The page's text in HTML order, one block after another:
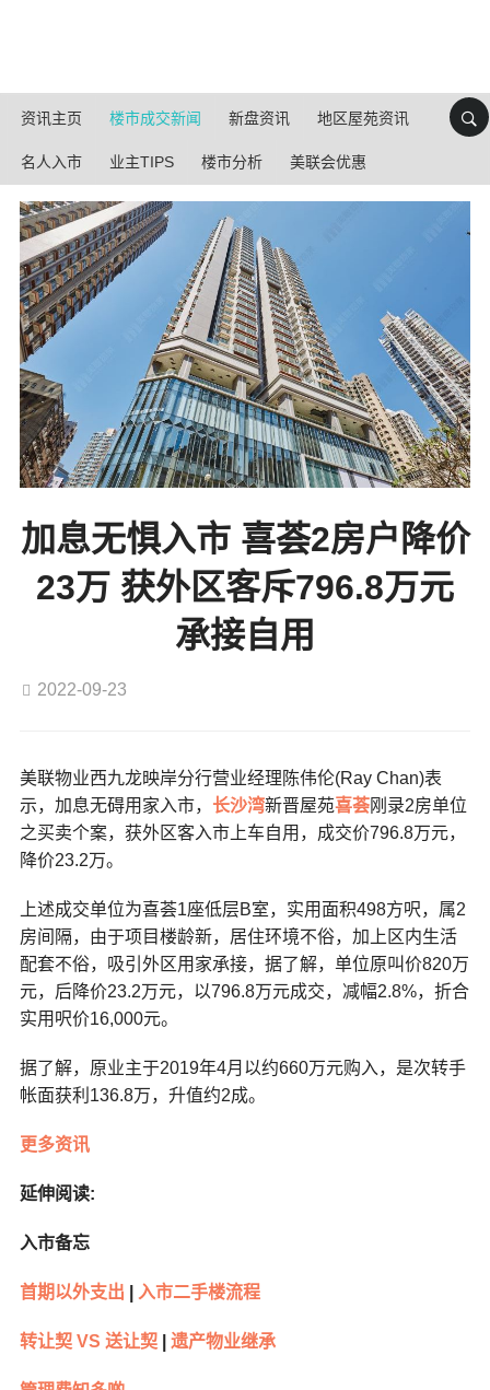
资讯主页 楼市成交新闻 新盘资讯 地区屋苑资讯
名人入市 业主TIPS 楼市分析 美联会优惠
加息无惧入市 喜荟2房户降价
23万 获外区客斥796.8万元
承接自用
2022-09-23
美联物业西九龙映岸分行营业经理陈伟伦(Ray Chan)表
示，加息无碍用家入市， 长沙湾新晋屋苑喜荟刚录2房单位
之买卖个案，获外区客入市上车自用，成交价796.8万元，
降价23.2万。
上述成交单位为喜荟1座低层B室，实用面积498方呎，属2
房间隔，由于项目楼龄新，居住环境不俗，加上区内生活
配套不俗，吸引外区用家承接，据了解，单位原叫价820万
元，后降价23.2万元，以796.8万元成交，减幅2.8%，折合
实用呎价16,000元。
据了解，原业主于2019年4月以约660万元购入，是次转手
帐面获利136.8万，升值约2成。
更多资讯
延伸阅读:
入市备忘
首期以外支出 入市二手楼流程
转让契 VS 送让契 遗产物业继承